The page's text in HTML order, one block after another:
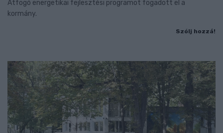
Átfogó energetikai fejlesztési programot fogadott el a
kormány.
Szólj hozzá!